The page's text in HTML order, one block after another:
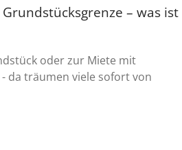
– was ist
oder zur Miete mit
da träumen viele sofort von